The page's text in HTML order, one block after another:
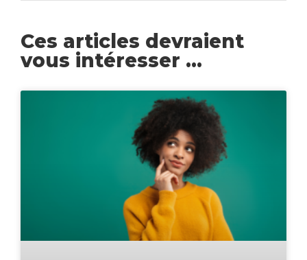
Ces articles devraient
vous intéresser ...